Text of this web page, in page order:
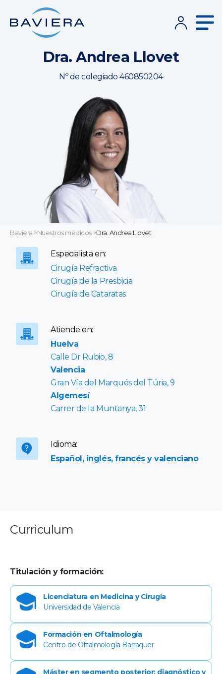
Dra. Andrea Llovet
Nº de colegiado 460850204
Baviera >Nuestros médicos >Dra. Andrea Llovet
Especialista en:
Cirugía Refractiva
Cirugía de la Presbicia
Cirugía de Cataratas
Atiende en:
Huelva
Calle Dr Rubio, 8
Valencia
Gran Vía del Marqués del Túria, 9
Algemesí
Carrer de la Muntanya, 31
Idioma:
Español, inglés, francés y valenciano
Curriculum
Titulación y formación:
Licenciatura en Medicina y Cirugía
Universidad de Valencia
Formación en Oftalmología
Centro de Oftalmología Barraquer
Máster en segmento posterior: diagnóstico y